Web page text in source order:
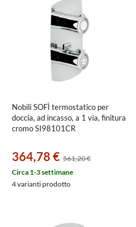
Nobili SOFÌ termostatico per
doccia, ad incasso, a 1 via, finitura
cromo SI98101CR
364,78 € 561,20 €
Circa 1-3 settimane
4 varianti prodotto